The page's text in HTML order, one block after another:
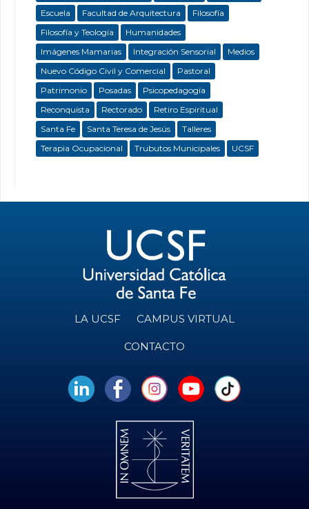
Escuela
Facultad de Arquitectura
Filosofía
Filosofía y Teología
Humanidades
Imágenes Mamarias
Integración Sensorial
Medios
Nuevo Código Civil y Comercial
Pastoral
Patrimonio
Posadas
Psicopedagogía
Reconquista
Rectorado
Retiro Espiritual
Santa Fe
Santa Teresa de Jesús
Talleres
Terapia Ocupacional
Trubutos Municipales UCSF
LA UCSF CAMPUS VIRTUAL
CONTACTO